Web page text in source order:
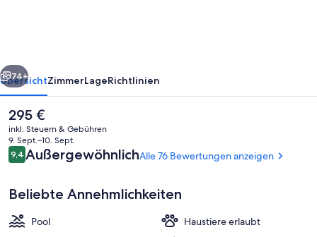
Innenpool, Außenpool (je nach
Weiter
74+
ÜbersichtZimmerLageRichtlinien
Der
aktuelle
Preis
beträgt
295 €.
295 €
inkl. Steuern & Gebühren
9. Sept.–10. Sept.
Bewertungen
9,49,4 von 10.
AußergewöhnlichAlle 76 Bewertungen anzeigen
Beliebte Annehmlichkeiten
Pool
Haustiere erlaubt